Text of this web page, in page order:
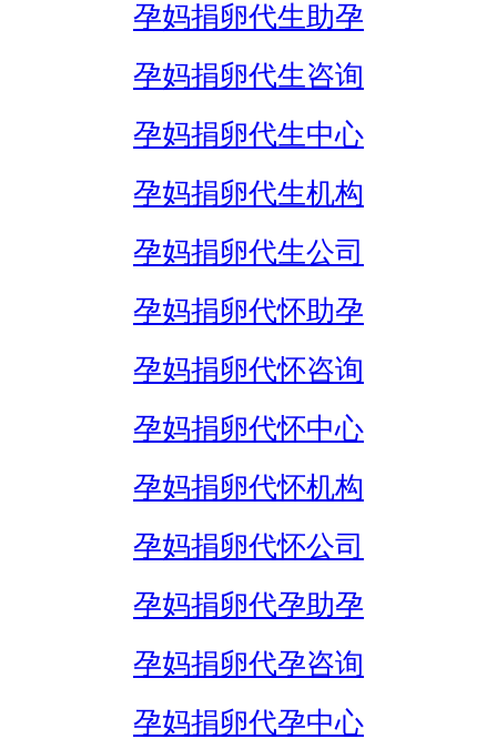
孕妈捐卵代生助孕
孕妈捐卵代生咨询
孕妈捐卵代生中心
孕妈捐卵代生机构
孕妈捐卵代生公司
孕妈捐卵代怀助孕
孕妈捐卵代怀咨询
孕妈捐卵代怀中心
孕妈捐卵代怀机构
孕妈捐卵代怀公司
孕妈捐卵代孕助孕
孕妈捐卵代孕咨询
孕妈捐卵代孕中心